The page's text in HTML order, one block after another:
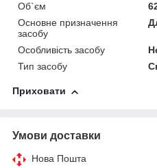
Об`єм
Основне призначення
засобу
Особливість засобу
Тип засобу
Приховати
Умови доставки
Нова Пошта